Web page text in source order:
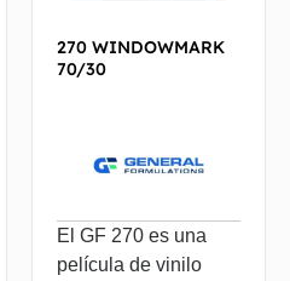
270 WINDOWMARK
70/30
El GF 270 es una
película de vinilo